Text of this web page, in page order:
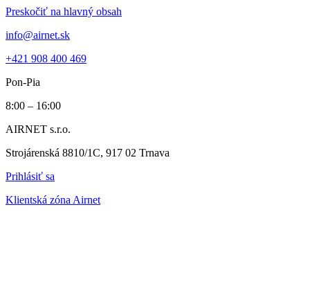
Preskočiť na hlavný obsah
info@airnet.sk
+421 908 400 469
Pon-Pia
8:00 – 16:00
AIRNET s.r.o.
Strojárenská 8810/1C, 917 02 Trnava
Prihlásiť sa
Klientská zóna Airnet